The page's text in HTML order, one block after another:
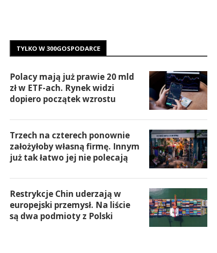
TYLKO W 300GOSPODARCE
Polacy mają już prawie 20 mld
zł w ETF-ach. Rynek widzi
dopiero początek wzrostu
Trzech na czterech ponownie
założyłoby własną firmę. Innym
już tak łatwo jej nie polecają
Restrykcje Chin uderzają w
europejski przemysł. Na liście
są dwa podmioty z Polski